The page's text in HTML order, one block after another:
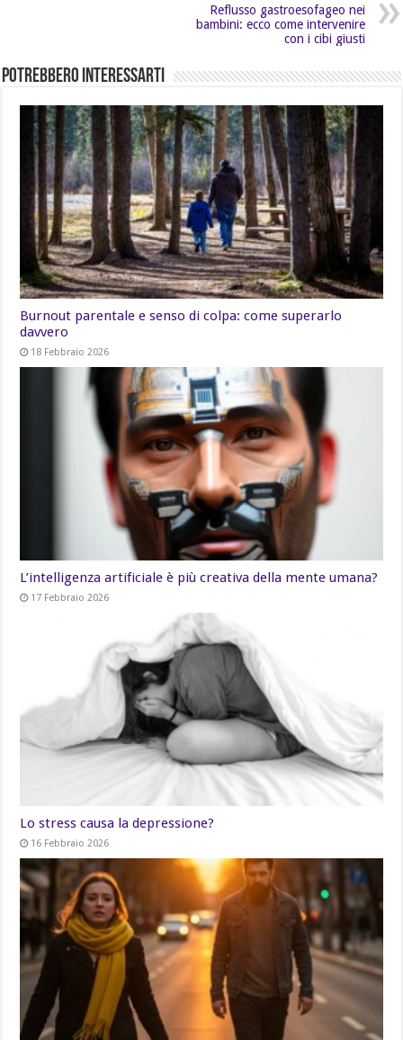
Reflusso gastroesofageo nei
bambini: ecco come intervenire
con i cibi giusti
Potrebbero Interessarti
Burnout parentale e senso di colpa: come superarlo
davvero
18 Febbraio 2026
L’intelligenza artificiale è più creativa della mente umana?
17 Febbraio 2026
Lo stress causa la depressione?
16 Febbraio 2026